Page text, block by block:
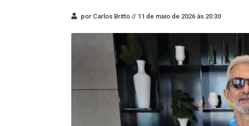
por Carlos Britto // 11 de maio de 2026 às 20:30